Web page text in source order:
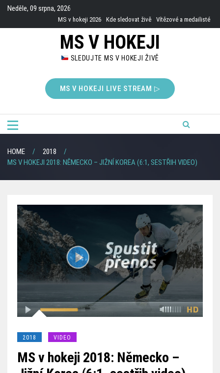
Skip
content
Neděle, 09 srpna, 2026
MS v hokeji 2026 Kde sledovat živě Vítězové a medailisté
MS V HOKEJI
SLEDUJTE MS V HOKEJI ŽIVĚ
MS V HOKEJI LIVE STREAM ▷
HOME
2018
MS V HOKEJI 2018: NĚMECKO – JIŽNÍ KOREA (6:1, SESTŘIH VIDEO)
2018 VIDEO
MS v hokeji 2018: Německo –